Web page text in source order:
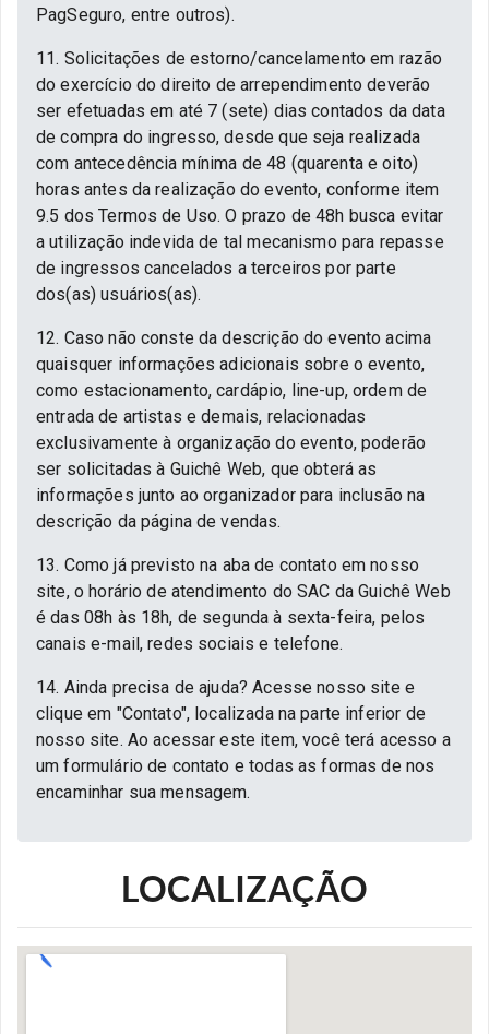
PagSeguro, entre outros).
11. Solicitações de estorno/cancelamento em razão
do exercício do direito de arrependimento deverão
ser efetuadas em até 7 (sete) dias contados da data
de compra do ingresso, desde que seja realizada
com antecedência mínima de 48 (quarenta e oito)
horas antes da realização do evento, conforme item
9.5 dos Termos de Uso. O prazo de 48h busca evitar
a utilização indevida de tal mecanismo para repasse
de ingressos cancelados a terceiros por parte
dos(as) usuários(as).
12. Caso não conste da descrição do evento acima
quaisquer informações adicionais sobre o evento,
como estacionamento, cardápio, line-up, ordem de
entrada de artistas e demais, relacionadas
exclusivamente à organização do evento, poderão
ser solicitadas à Guichê Web, que obterá as
informações junto ao organizador para inclusão na
descrição da página de vendas.
13. Como já previsto na aba de contato em nosso
site, o horário de atendimento do SAC da Guichê Web
é das 08h às 18h, de segunda à sexta-feira, pelos
canais e-mail, redes sociais e telefone.
14. Ainda precisa de ajuda? Acesse nosso site e
clique em "Contato", localizada na parte inferior de
nosso site. Ao acessar este item, você terá acesso a
um formulário de contato e todas as formas de nos
encaminhar sua mensagem.
LOCALIZAÇÃO